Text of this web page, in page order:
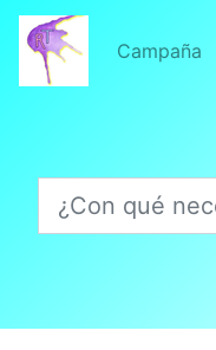
Campaña
¿Con qué necesitás